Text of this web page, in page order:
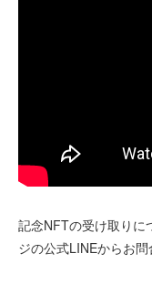
記念NFTの受け取りに
ジの公式LINEからお問